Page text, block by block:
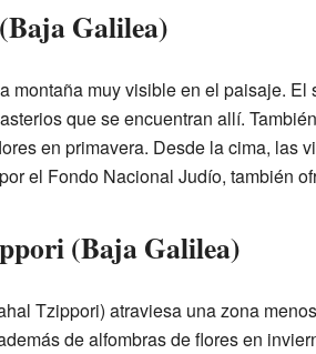
Galilea)
montaña muy visible en el paisaje. El
que se encuentran allí.
en primavera. Desde la cima, las
el Fondo Nacional Judío, también
(Baja Galilea)
Tzippori) atraviesa una zona
de alfombras de flores en